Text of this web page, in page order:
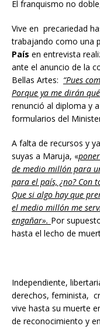
El franquismo no
Vive en precariedad
trabajando como una
País en entrevista
ante el anuncio de la
Bellas Artes: “Pues
Porque ya me dirán
renunció al diploma y
formularios del
A falta de recursos y
suyas a Maruja, «
de medio millón para
para el país, ¿no? Con
Que si algo hay que
el medio millón me
engañar». Por
hasta el lecho de
Independiente,
derechos, feminista,
vive hasta su muerte
de reconocimiento y